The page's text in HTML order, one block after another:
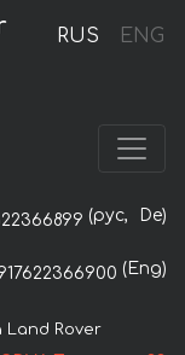
RUS ENG
(рус, De)
(Eng)
Land Rover